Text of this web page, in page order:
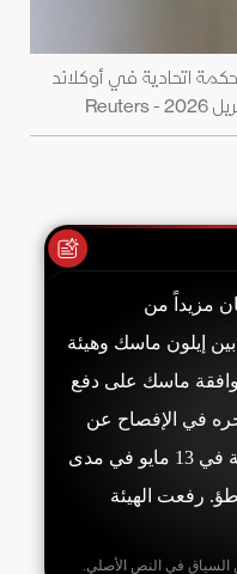
اتحادية في أوكلاند
مزيداً من
إيلون ماسك وهيئة
موافقة ماسك على دفع
في الإفصاح عن
حصته في تويتر. ستنظر القاضية في 13 مايو في مدى
رفعت الهيئة
في النص الأصلي.